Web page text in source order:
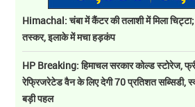
Himachal: चंबा में कैंटर की तलाशी में मिला
तस्कर, इलाके में मचा हड़कंप
HP Breaking: हिमाचल सरकार कोल्ड स्टोरेज,
रेफ्रिजरेटेड वैन के लिए देगी 70 प्रतिशत सब्सिडी,
बड़ी पहल